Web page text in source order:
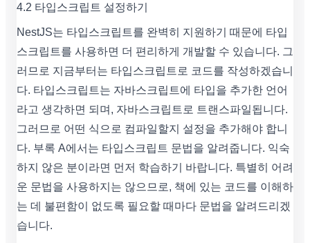
4.2 타입스크립트 설정하기
NestJS는 타입스크립트를 완벽히 지원하기 때문에 타입
스크립트를 사용하면 더 편리하게 개발할 수 있습니다. 그
러므로 지금부터는 타입스크립트로 코드를 작성하겠습니
다. 타입스크립트는 자바스크립트에 타입을 추가한 언어
라고 생각하면 되며, 자바스크립트로 트랜스파일됩니다.
그러므로 어떤 식으로 컴파일할지 설정을 추가해야 합니
다. 부록 A에서는 타입스크립트 문법을 알려줍니다. 익숙
하지 않은 분이라면 먼저 학습하기 바랍니다. 특별히 어려
운 문법을 사용하지는 않으므로, 책에 있는 코드를 이해하
는 데 불편함이 없도록 필요할 때마다 문법을 알려드리겠
습니다.